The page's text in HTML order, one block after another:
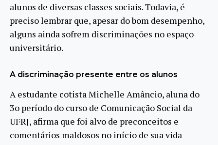
alunos de diversas classes sociais. Todavia, é
preciso lembrar que, apesar do bom desempenho,
alguns ainda sofrem discriminações no espaço
universitário.
A discriminação presente entre os alunos
A estudante cotista Michelle Amâncio, aluna do
3o período do curso de Comunicação Social da
UFRJ, afirma que foi alvo de preconceitos e
comentários maldosos no início de sua vida